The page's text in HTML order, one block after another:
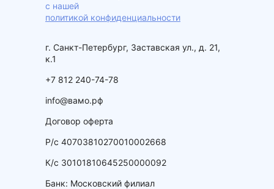
с нашей
политикой конфиденциальности
г. Санкт-Петербург, Заставская ул., д. 21,
к.1
+7 812 240-74-78
info@вамо.рф
Договор оферта
Р/с 40703810270010002668
К/с 30101810645250000092
Банк: Московский филиал